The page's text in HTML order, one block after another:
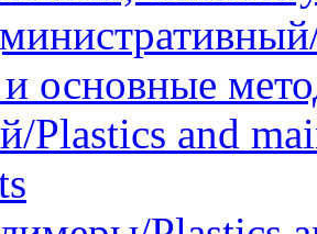
основные
Plastics and